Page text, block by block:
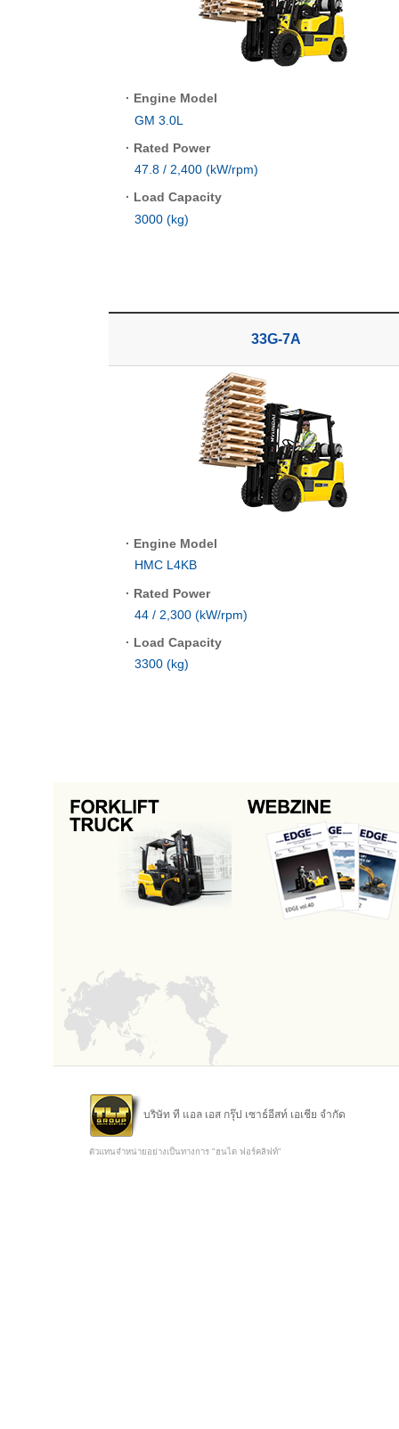
· Engine Model
GM 3.0L
· Rated Power
47.8 / 2,400 (kW/rpm)
· Load Capacity
3000 (kg)
33G-7A
· Engine Model
HMC L4KB
· Rated Power
44 / 2,300 (kW/rpm)
· Load Capacity
3300 (kg)
บริษัท ที แอล เอส กรุ๊ป เซาธ์อีสท์ เอเชีย จำกัด
ตัวแทนจำหน่ายอย่างเป็นทางการ "ฮุนได ฟอร์คลิฟท์"